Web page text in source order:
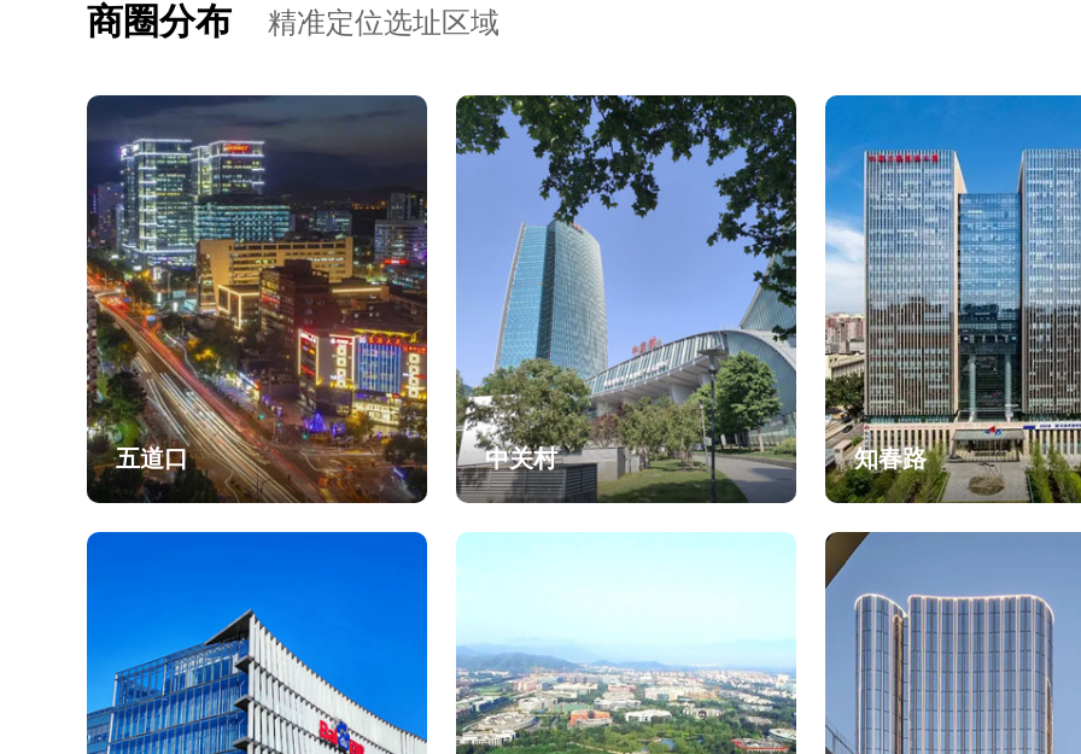
商圈分布 精准定位选址区域
五道口 中关村 知春路